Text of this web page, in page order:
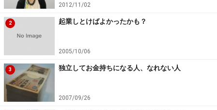
いことになります。
「勝ち癖」をつける方法とは？ 次ページへ続きます＞
＞
※記事内容は執筆時点のものです。最新の内容をご確認くださ
い。
2012/11/02
2 起業しとけばよかったかも？
2005/10/06
3 独立してお金持ちになる人、なれない人
2007/09/26